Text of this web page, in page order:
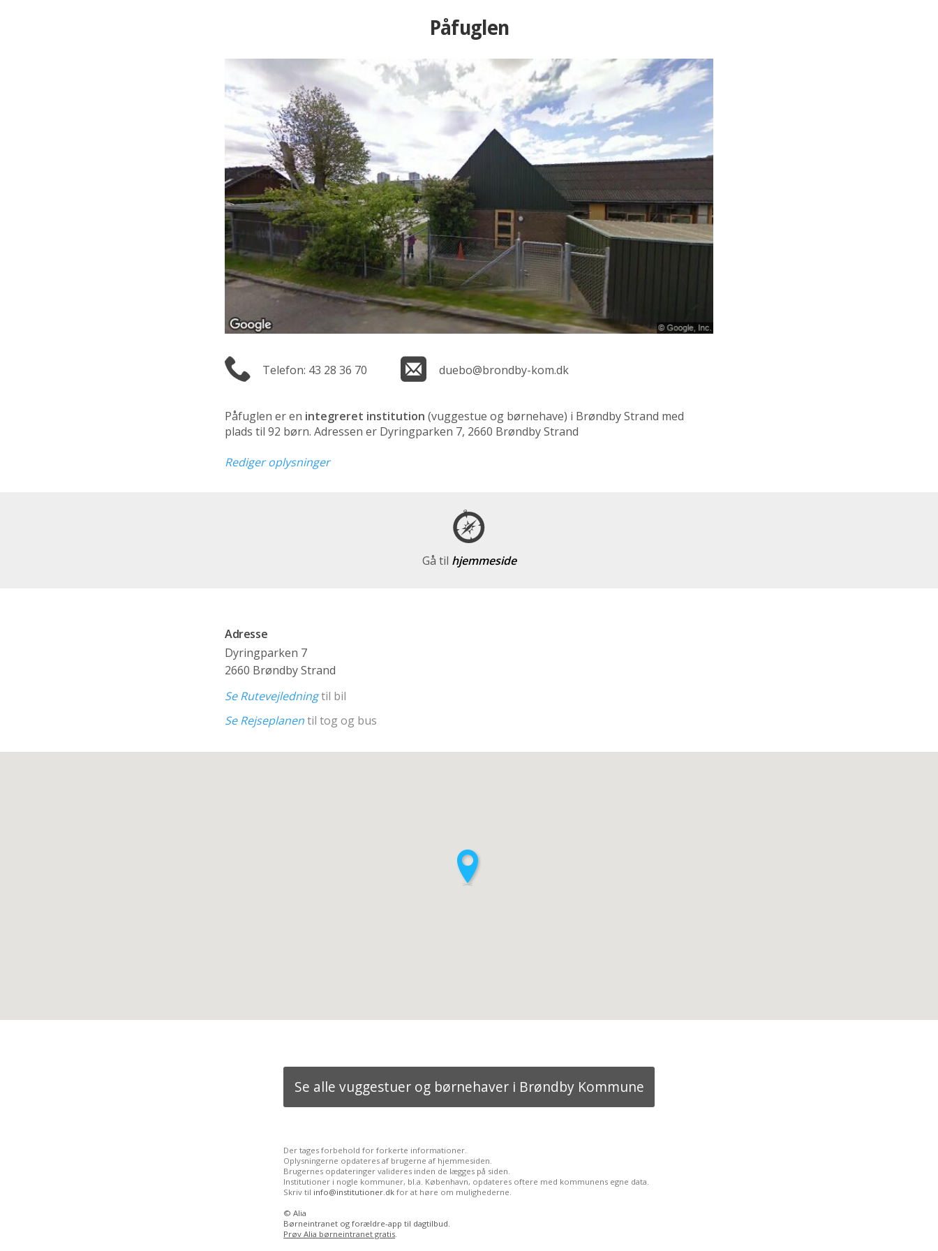
Påfuglen
Telefon: 43 28 36 70 duebo@brondby-kom.dk
Påfuglen er en integreret institution (vuggestue og børnehave) i Brøndby Strand med
plads til 92 børn. Adressen er Dyringparken 7, 2660 Brøndby Strand
Rediger oplysninger
Gå til hjemmeside
Adresse
Dyringparken 7
2660 Brøndby Strand
Se Rutevejledningtil bil
Se Rejseplanentil tog og bus
Se alle vuggestuer og børnehaver i Brøndby Kommune
Der tages forbehold for forkerte informationer.
Oplysningerne opdateres af brugerne af hjemmesiden.
Brugernes opdateringer valideres inden de lægges på siden.
Institutioner i nogle kommuner, bl.a. København, opdateres oftere med kommunens egne data.
Skriv til info@institutioner.dk for at høre om mulighederne.
©Alia
Børneintranet og forældre-app til dagtilbud.
Prøv Alia børneintranet gratis